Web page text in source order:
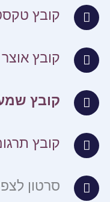
קובץ
קובץ
קובץ
קובץ
סרטון